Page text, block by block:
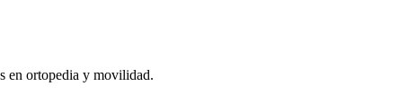
en ortopedia y movilidad.